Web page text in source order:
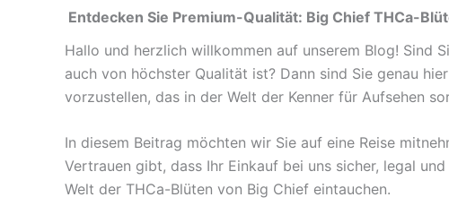
Entdecken Sie Premium-Qualität: Big Chief THCa-
Hallo und herzlich willkommen auf unserem Blog! Sind
auch von höchster Qualität ist? Dann sind Sie genau
vorzustellen, das in der Welt der Kenner für Aufsehen
In diesem Beitrag möchten wir Sie auf eine Reise
Vertrauen gibt, dass Ihr Einkauf bei uns sicher, legal
Welt der THCa-Blüten von Big Chief eintauchen.